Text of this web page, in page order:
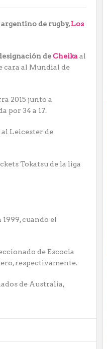
de rugby,Los
deCheikaal
cara al Mundial de
2015 junto a
por 34 a 17.
al Leicester de
Tokatsu de la liga
cuando el
de Escocia
respectivamente.
de Australia,